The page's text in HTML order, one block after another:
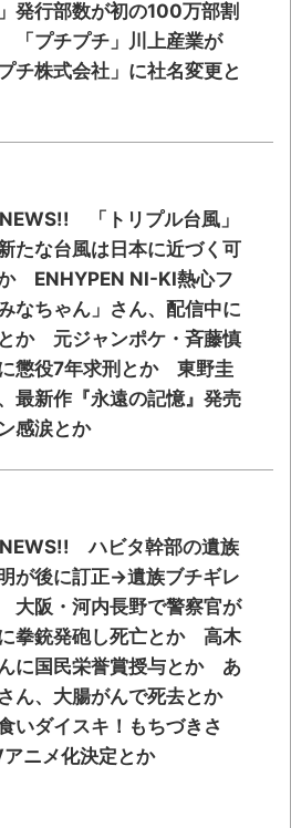
発行部数が初の100万部割
「プチプチ」川上産業が
プチ株式会社」に社名変更と
「トリプル台風」
たな台風は日本に近づく可
ENHYPEN NI-KI熱心フ
なちゃん」さん、配信中に
か 元ジャンポケ・斉藤慎
懲役7年求刑とか 東野圭
最新作『永遠の記憶』発売
感涙とか
ハビタ幹部の遺族
が後に訂正→遺族ブチギレ
阪・河内長野で警察官が
拳銃発砲し死亡とか 高木
に国民栄誉賞授与とか あ
ん、大腸がんで死去とか
食いダイスキ！もちづきさ
ニメ化決定とか